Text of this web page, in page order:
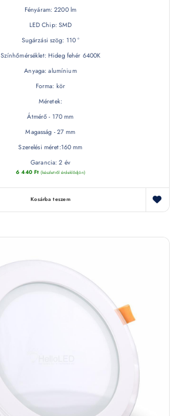
Fényáram: 2200 lm
LED Chip: SMD
Sugárzási szög: 110 °
Színhőmérséklet: Hideg fehér 6400K
Anyaga: alumínium
Forma: kör
Méretek:
Átmérő - 170 mm
Magasság - 27 mm
Szerelési méret:160 mm
Garancia: 2 év
6 440 Ft (készletről érdeklődjön)
Kosárba teszem